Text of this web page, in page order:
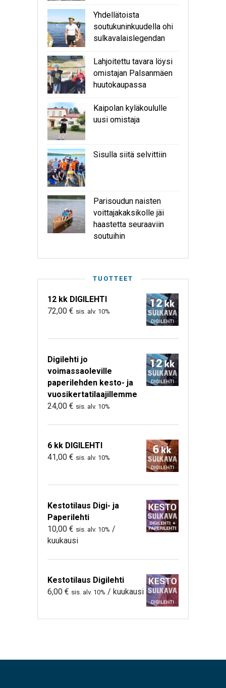
Yhdellätoista
soutukuninkuudella ohi
sulkavalaislegendan
Lahjoitettu tavara löysi
omistajan Palsanmäen
huutokaupassa
Kaipolan kyläkoululle
uusi omistaja
Sisulla siitä selvittiin
Parisoudun naisten
voittajakaksikolle jäi
haastetta seuraaviin
soutuihin
TUOTTEET
12 kk DIGILEHTI
72,00 € sis. alv. 10%
Digilehti jo
voimassaoleville
paperilehden kesto- ja
vuosikertatilaajillemme
24,00 € sis. alv. 10%
6 kk DIGILEHTI
41,00 € sis. alv. 10%
Kestotilaus Digi- ja
Paperilehti
10,00 € sis. alv. 10% /
kuukausi
Kestotilaus Digilehti
6,00 € sis. alv. 10% / kuukausi